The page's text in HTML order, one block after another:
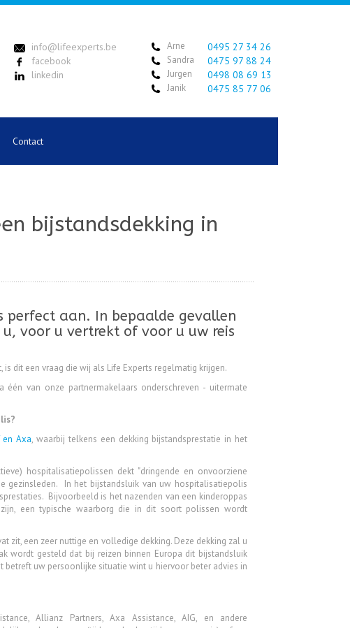
info@lifeexperts.be
facebook
linkedin
Arne 0495 27 34 26
Sandra 0475 97 88 24
Jurgen 0498 08 69 13
Janik 0475 85 77 06
Contact
bijstandsdekking in
perfect aan. In bepaalde gevallen
voor u vertrekt of voor u uw reis
dit een vraag die wij als Life Experts regelmatig krijgen.
van onze partnermakelaars onderschreven - uitermate
en Axa, waarbij telkens een dekking bijstandsprestatie in het
hospitalisatiepolissen dekt "dringende en onvoorziene
gezinsleden. In het bijstandsluik van uw hospitalisatiepolis
Bijvoorbeeld is het nazenden van een kinderoppas
een typische waarborg die in dit soort polissen wordt
zit, een zeer nuttige en volledige dekking. Deze dekking zal u
wordt gesteld dat bij reizen binnen Europa dit bijstandsluik
uw persoonlijke situatie wint u hiervoor beter advies in
Allianz Partners, Axa Assistance, AIG, en andere